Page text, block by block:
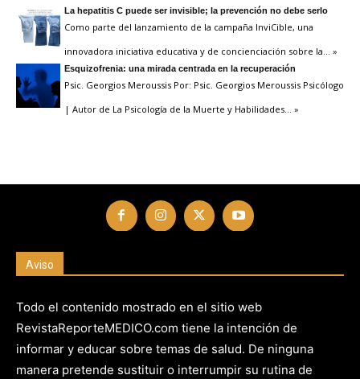
La hepatitis C puede ser invisible; la prevención no debe serlo
Como parte del lanzamiento de la campaña InviCible, una
innovadora iniciativa educativa y de concienciación sobre la … »
Esquizofrenia: una mirada centrada en la recuperación
Psic. Georgios Meroussis Por: Psic. Georgios Meroussis Psicólogo
| Autor de La Psicología de la Muerte y Habilidades … »
Aviso
Todo el contenido mostrado en el sitio web
RevistaReporteMEDICO.com tiene la intención de
informar y educar sobre temas de salud. De ninguna
manera pretende sustituir o interrumpir su rutina de